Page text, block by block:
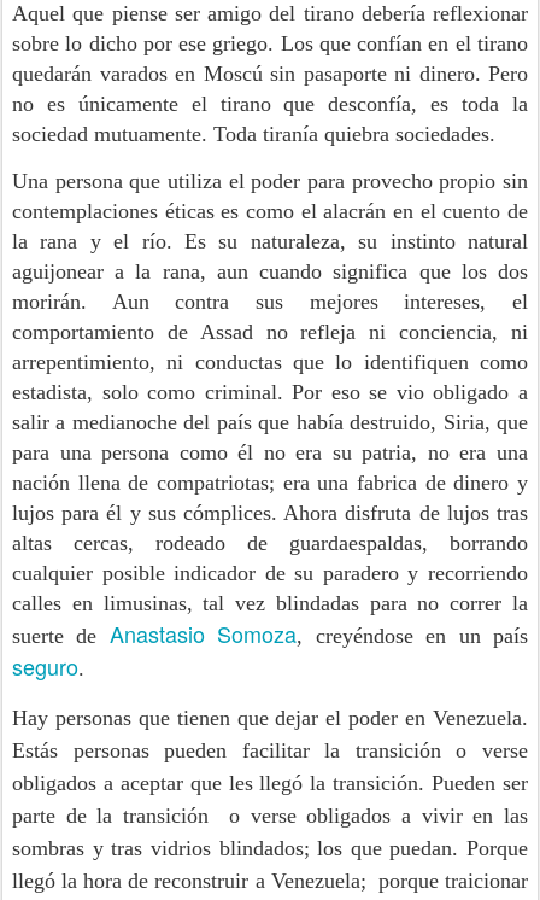
Aquel que piense ser amigo del tirano debería reflexionar
sobre lo dicho por ese griego. Los que confían en el tirano
quedarán varados en Moscú sin pasaporte ni dinero. Pero
no es únicamente el tirano que desconfía, es toda la
sociedad mutuamente. Toda tiranía quiebra sociedades.
Una persona que utiliza el poder para provecho propio sin
contemplaciones éticas es como el alacrán en el cuento de
la rana y el río. Es su naturaleza, su instinto natural
aguijonear a la rana, aun cuando significa que los dos
morirán. Aun contra sus mejores intereses, el
comportamiento de Assad no refleja ni conciencia, ni
arrepentimiento, ni conductas que lo identifiquen como
estadista, solo como criminal. Por eso se vio obligado a
salir a medianoche del país que había destruido, Siria, que
para una persona como él no era su patria, no era una
nación llena de compatriotas; era una fabrica de dinero y
lujos para él y sus cómplices. Ahora disfruta de lujos tras
altas cercas, rodeado de guardaespaldas, borrando
cualquier posible indicador de su paradero y recorriendo
calles en limusinas, tal vez blindadas para no correr la
suerte de Anastasio Somoza, creyéndose en un país
seguro.
Hay personas que tienen que dejar el poder en Venezuela.
Estás personas pueden facilitar la transición o verse
obligados a aceptar que les llegó la transición. Pueden ser
parte de la transición o verse obligados a vivir en las
sombras y tras vidrios blindados; los que puedan. Porque
llegó la hora de reconstruir a Venezuela; porque traicionar